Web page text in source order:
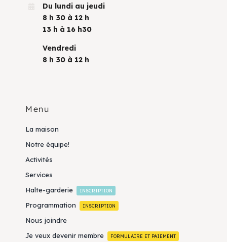
Du lundi au jeudi
8 h 30 à 12 h
13 h à 16 h30
Vendredi
8 h 30 à 12 h
Menu
La maison
Notre équipe!
Activités
Services
Halte-garderie
INSCRIPTION
Programmation INSCRIPTION
Nous joindre
Je veux devenir membre
FORMULAIRE ET PAIEMENT